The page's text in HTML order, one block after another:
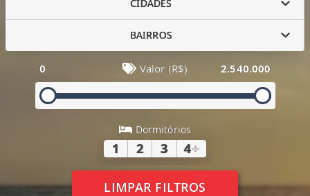
CIDADES
BAIRROS
0 Valor (R$) 2.540.000
Dormitórios
1 2 3 4+
LIMPAR FILTROS